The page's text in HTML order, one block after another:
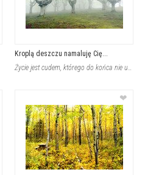
Kroplą deszczu namaluję Cię...
Życie jest cudem, którego do końca nie uzasadnisz, nie zrozumiesz... Musisz brną
❤